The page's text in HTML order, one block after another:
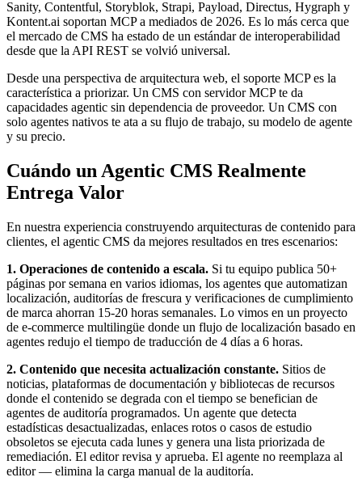
Sanity, Contentful, Storyblok, Strapi, Payload, Directus, Hygraph y
Kontent.ai soportan MCP a mediados de 2026. Es lo más cerca que
el mercado de CMS ha estado de un estándar de interoperabilidad
desde que la API REST se volvió universal.
Desde una perspectiva de arquitectura web, el soporte MCP es la
característica a priorizar. Un CMS con servidor MCP te da
capacidades agentic sin dependencia de proveedor. Un CMS con
solo agentes nativos te ata a su flujo de trabajo, su modelo de agente
y su precio.
Cuándo un Agentic CMS Realmente
Entrega Valor
En nuestra experiencia construyendo arquitecturas de contenido para
clientes, el agentic CMS da mejores resultados en tres escenarios:
1. Operaciones de contenido a escala. Si tu equipo publica 50+
páginas por semana en varios idiomas, los agentes que automatizan
localización, auditorías de frescura y verificaciones de cumplimiento
de marca ahorran 15-20 horas semanales. Lo vimos en un proyecto
de e-commerce multilingüe donde un flujo de localización basado en
agentes redujo el tiempo de traducción de 4 días a 6 horas.
2. Contenido que necesita actualización constante. Sitios de
noticias, plataformas de documentación y bibliotecas de recursos
donde el contenido se degrada con el tiempo se benefician de
agentes de auditoría programados. Un agente que detecta
estadísticas desactualizadas, enlaces rotos o casos de estudio
obsoletos se ejecuta cada lunes y genera una lista priorizada de
remediación. El editor revisa y aprueba. El agente no reemplaza al
editor — elimina la carga manual de la auditoría.